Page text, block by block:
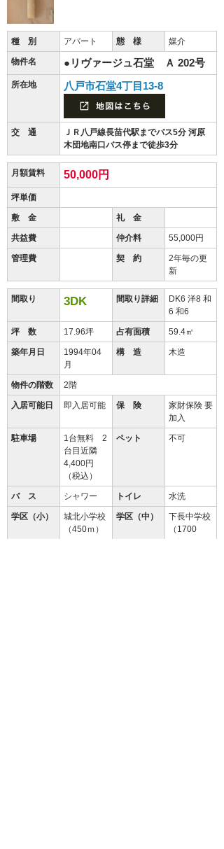
種 別 アパート 態 様 媒介
物件名 ●リヴァージュ石堂 Ａ 202号
所在地 八戸市石堂4丁目13-8
交 通
ＪＲ八戸線長苗代駅までバス5分 河原
木団地南口バス停まで徒歩3分
月額賃料 50,000円
坪単価
敷 金 礼 金
共益費 仲介料 55,000円
管理費 契 約
2年毎の更
新
間取り 3DK 間取り詳細
DK6 洋8 和
6 和6
坪 数 17.96坪 占有面積 59.4㎡
築年月日
1994年04
月
構 造 木造
物件の階数 2階
入居可能日 即入居可能 保 険
家財保険 要
加入
駐車場
1台無料 2
台目近隣
4,400円
（税込）
ペット 不可
バ ス シャワー トイレ 水洗
学区（小）
城北小学校
（450ｍ）
学区（中）
下長中学校
（1700
ｍ）